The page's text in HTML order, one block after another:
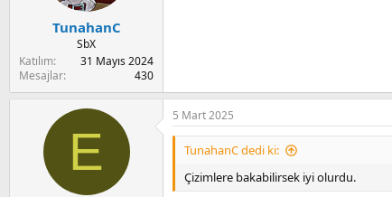
TunahanC
SbX
Katılım
31 Mayıs 2024
Mesajlar
430
E
5 Mart 2025
TunahanC dedi ki:
Çizimlere bakabilirsek iyi olurdu.